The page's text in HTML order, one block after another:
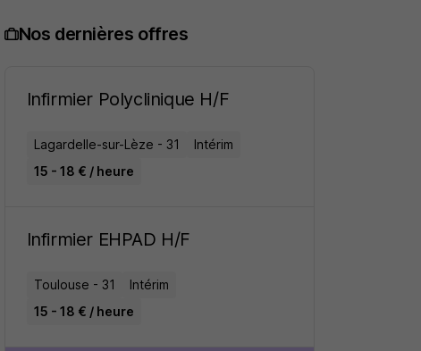
Nos dernières offres
Infirmier Polyclinique H/F
Lagardelle-sur-Lèze - 31
Intérim
15 - 18 € / heure
Infirmier EHPAD H/F
Toulouse - 31
Intérim
15 - 18 € / heure